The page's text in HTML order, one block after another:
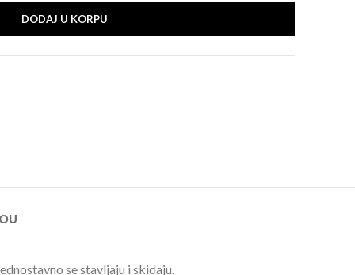
DODAJ U KORPU
se stavljaju i skidaju.